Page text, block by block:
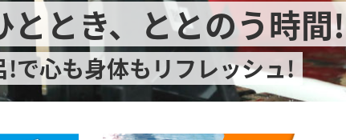
ととき、ととのう時間!
で心も身体もリフレッシュ!